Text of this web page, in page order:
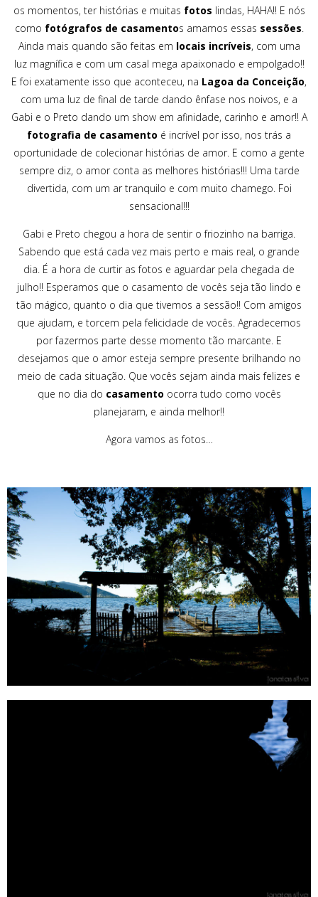
os momentos, ter histórias e muitas fotos lindas, HAHA!! E nós
como fotógrafos de casamentos amamos essas sessões.
Ainda mais quando são feitas em locais incríveis, com uma
luz magnífica e com um casal mega apaixonado e empolgado!!
E foi exatamente isso que aconteceu, na Lagoa da Conceição,
com uma luz de final de tarde dando ênfase nos noivos, e a
Gabi e o Preto dando um show em afinidade, carinho e amor!! A
fotografia de casamento é incrível por isso, nos trás a
oportunidade de colecionar histórias de amor. E como a gente
sempre diz, o amor conta as melhores histórias!!! Uma tarde
divertida, com um ar tranquilo e com muito chamego. Foi
sensacional!!!
Gabi e Preto chegou a hora de sentir o friozinho na barriga.
Sabendo que está cada vez mais perto e mais real, o grande
dia. É a hora de curtir as fotos e aguardar pela chegada de
julho!! Esperamos que o casamento de vocês seja tão lindo e
tão mágico, quanto o dia que tivemos a sessão!! Com amigos
que ajudam, e torcem pela felicidade de vocês. Agradecemos
por fazermos parte desse momento tão marcante. E
desejamos que o amor esteja sempre presente brilhando no
meio de cada situação. Que vocês sejam ainda mais felizes e
que no dia do casamento ocorra tudo como vocês
planejaram, e ainda melhor!!
Agora vamos as fotos…